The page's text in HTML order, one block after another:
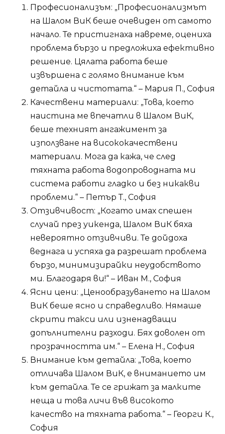
Професионализъм: „Професионализмът
на Шалом ВиК беше очевиден от самото
начало. Те пристигнаха навреме, оцениха
проблема бързо и предложиха ефективно
решение. Цялата работа беше
извършена с голямо внимание към
детайла и чистотата.“ – Мария П., София
Качествени материали: „Това, което
наистина ме впечатли в Шалом ВиК,
беше техният ангажимент за
използване на висококачествени
материали. Мога да кажа, че след
тяхната работа водопроводната ми
система работи гладко и без никакви
проблеми.“ – Петър Т., София
Отзивчивост: „Когато имах спешен
случай през уикенда, Шалом ВиК бяха
невероятно отзивчиви. Те дойдоха
веднага и успяха да разрешат проблема
бързо, минимизирайки неудобството
ми. Благодаря ви!“ – Иван М., София
Ясни цени: „Ценообразуването на Шалом
ВиК беше ясно и справедливо. Нямаше
скрити такси или изненадващи
допълнителни разходи. Бях доволен от
прозрачността им.“ – Елена Н., София
Внимание към детайла: „Това, което
отличава Шалом ВиК, е вниманието им
към детайла. Те се грижат за малките
неща и това личи във високото
качество на тяхната работа.“ – Георги К.,
София